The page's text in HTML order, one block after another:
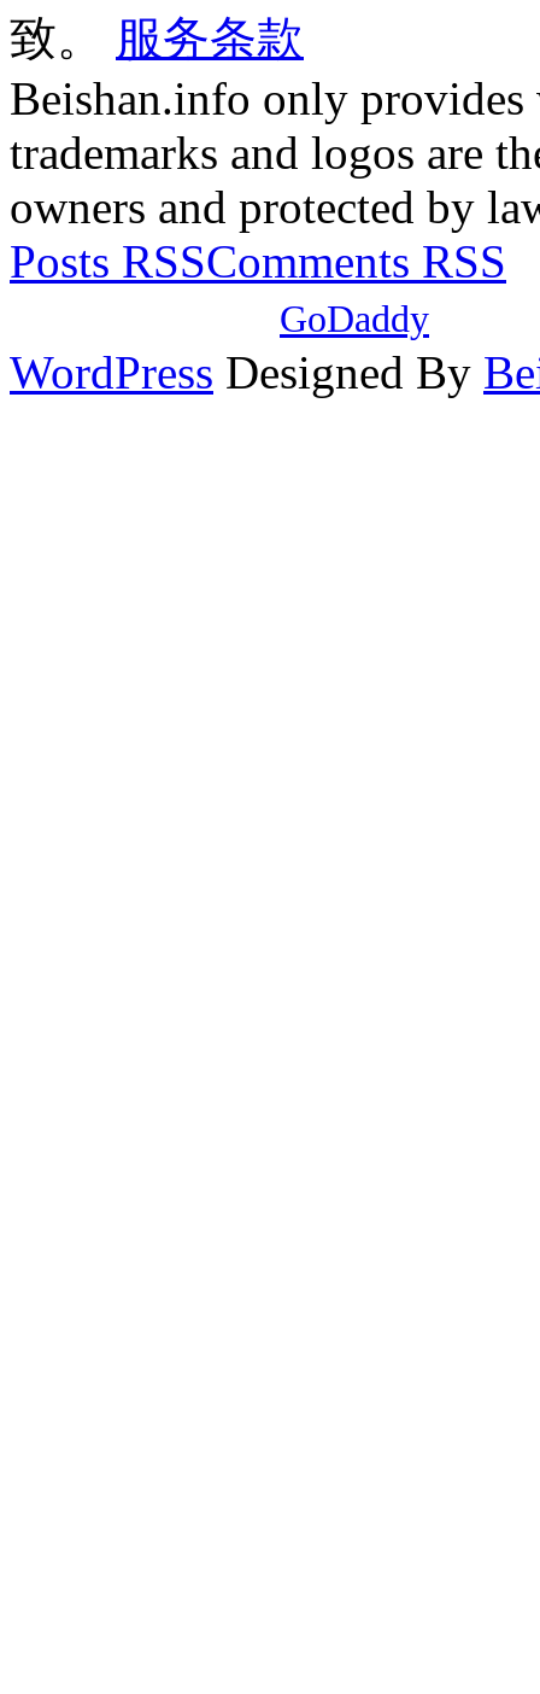
致。 服务条款
Beishan.info only provides
trademarks and logos are
owners and protected by
Posts RSSComments RSS
GoDaddy
WordPress Designed By